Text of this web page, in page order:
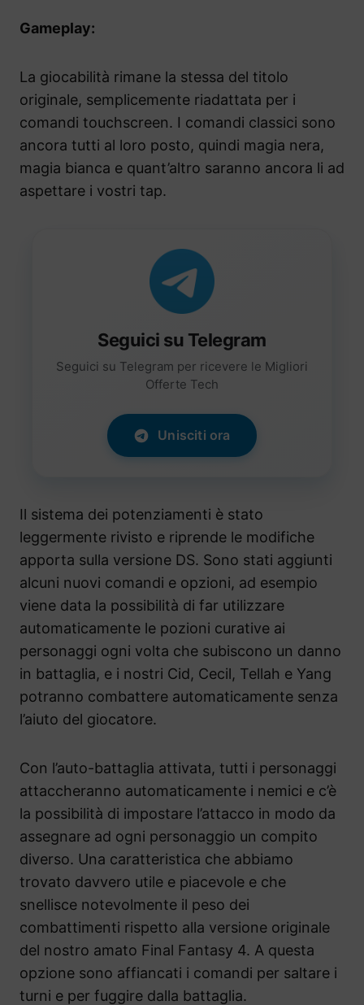
Gameplay:
La giocabilità rimane la stessa del titolo
originale, semplicemente riadattata per i
comandi touchscreen. I comandi classici sono
ancora tutti al loro posto, quindi magia nera,
magia bianca e quant’altro saranno ancora li ad
aspettare i vostri tap.
Seguici su Telegram
Seguici su Telegram per ricevere le Migliori
Offerte Tech
Unisciti ora
Il sistema dei potenziamenti è stato
leggermente rivisto e riprende le modifiche
apporta sulla versione DS. Sono stati aggiunti
alcuni nuovi comandi e opzioni, ad esempio
viene data la possibilità di far utilizzare
automaticamente le pozioni curative ai
personaggi ogni volta che subiscono un danno
in battaglia, e i nostri Cid, Cecil, Tellah e Yang
potranno combattere automaticamente senza
l’aiuto del giocatore.
Con l’auto-battaglia attivata, tutti i personaggi
attaccheranno automaticamente i nemici e c’è
la possibilità di impostare l’attacco in modo da
assegnare ad ogni personaggio un compito
diverso. Una caratteristica che abbiamo
trovato davvero utile e piacevole e che
snellisce notevolmente il peso dei
combattimenti rispetto alla versione originale
del nostro amato Final Fantasy 4. A questa
opzione sono affiancati i comandi per saltare i
turni e per fuggire dalla battaglia.